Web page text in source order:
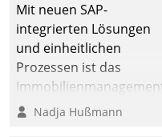
Mit neuen SAP-
integrierten Lösungen
und einheitlichen
Prozessen ist das
der Bayerischen
Nadja Hußmann